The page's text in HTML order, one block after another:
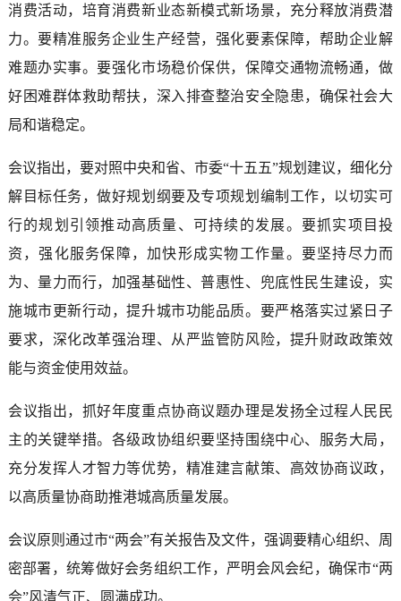
消费活动，培育消费新业态新模式新场景，充分释放消费潜
力。要精准服务企业生产经营，强化要素保障，帮助企业解
难题办实事。要强化市场稳价保供，保障交通物流畅通，做
好困难群体救助帮扶，深入排查整治安全隐患，确保社会大
局和谐稳定。
会议指出，要对照中央和省、市委“十五五”规划建议，细化分
解目标任务，做好规划纲要及专项规划编制工作，以切实可
行的规划引领推动高质量、可持续的发展。要抓实项目投
资，强化服务保障，加快形成实物工作量。要坚持尽力而
为、量力而行，加强基础性、普惠性、兜底性民生建设，实
施城市更新行动，提升城市功能品质。要严格落实过紧日子
要求，深化改革强治理、从严监管防风险，提升财政政策效
能与资金使用效益。
会议指出，抓好年度重点协商议题办理是发扬全过程人民民
主的关键举措。各级政协组织要坚持围绕中心、服务大局，
充分发挥人才智力等优势，精准建言献策、高效协商议政，
以高质量协商助推港城高质量发展。
会议原则通过市“两会”有关报告及文件，强调要精心组织、周
密部署，统筹做好会务组织工作，严明会风会纪，确保市“两
会”风清气正、圆满成功。